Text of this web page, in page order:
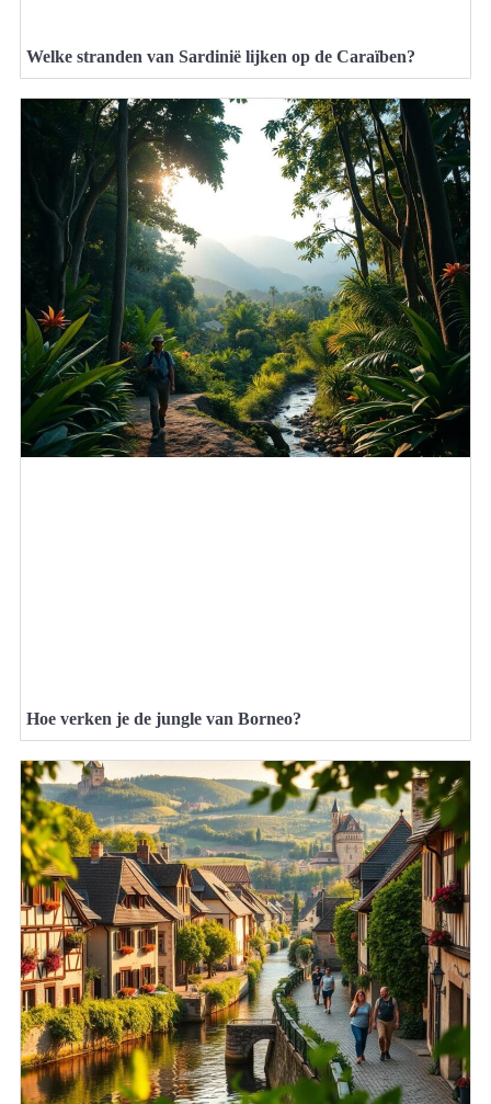
Welke stranden van Sardinië lijken op de Caraïben?
Hoe verken je de jungle van Borneo?